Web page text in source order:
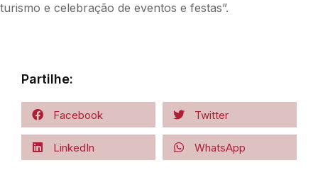
turismo e celebração de eventos e festas”.
Partilhe:
Facebook Twitter
LinkedIn WhatsApp